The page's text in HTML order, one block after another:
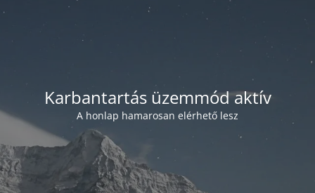
Karbantartás üzemmód aktív
A honlap hamarosan elérhető lesz